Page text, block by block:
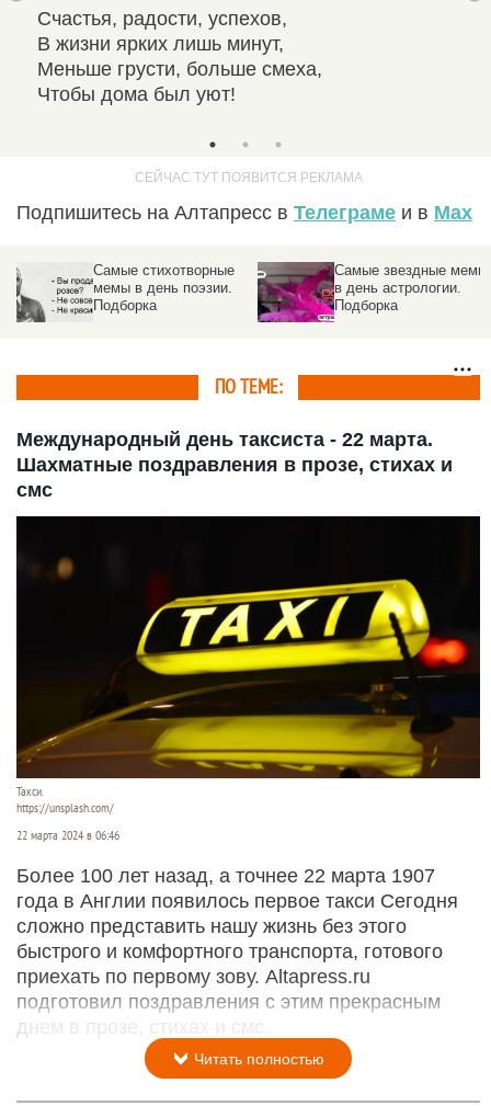
Счастья, радости, успехов,
В жизни ярких лишь минут,
Меньше грусти, больше смеха,
Чтобы дома был уют!
Подпишитесь на Алтапресс в Телеграме и в Max
Самые стихотворные
мемы в день поэзии.
Подборка
Самые звездные мемы
в день астрологии.
Подборка
ПО ТЕМЕ:
Международный день таксиста - 22 марта.
Шахматные поздравления в прозе, стихах и
смс
Такси.
https://unsplash.com/
22 марта 2024 в 06:46
Более 100 лет назад, а точнее 22 марта 1907
года в Англии появилось первое такси Сегодня
сложно представить нашу жизнь без этого
быстрого и комфортного транспорта, готового
приехать по первому зову. Altapress.ru
подготовил поздравления с этим прекрасным
днем в прозе, стихах и смс.
Читать полностью